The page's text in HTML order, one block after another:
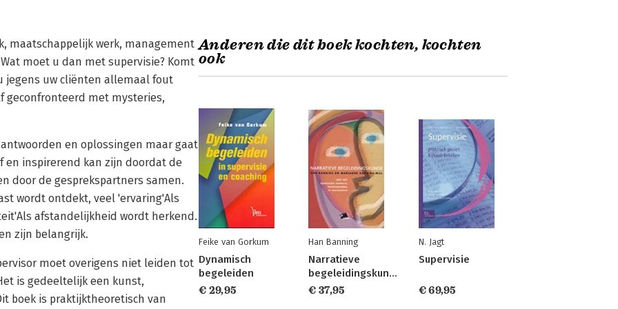
maatschappelijk werk, management
moet u dan met supervisie? Komt
jegens uw cliënten allemaal fout
geconfronteerd met mysteries,
en oplossingen maar gaat
en inspirerend kan zijn doordat de
door de gesprekspartners samen.
wordt ontdekt, veel 'ervaring'Als
afstandelijkheid wordt herkend.
zijn belangrijk.
moet overigens niet leiden tot
is gedeeltelijk een kunst,
boek is praktijktheoretisch van
Anderen die dit boek kochten, kochten
ook
Feike van Gorkum
Dynamisch
begeleiden
€ 29,95
Han Banning
Narratieve
begeleidingskunde
€ 37,95
N. Jagt
Supervisie
€ 69,95